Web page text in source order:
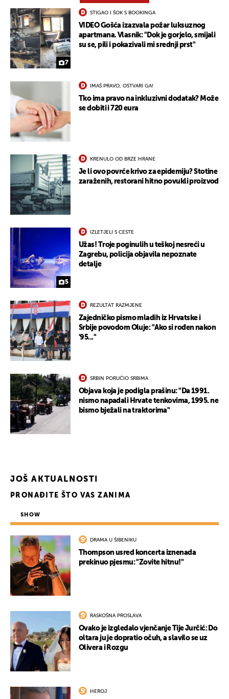
7
STIGAO I ŠOK S BOOKINGA
VIDEO Gošća izazvala požar luksuznog
apartmana. Vlasnik: "Dok je gorjelo, smijali
su se, pili i pokazivali mi srednji prst"
IMAŠ PRAVO, OSTVARI GA!
Tko ima pravo na inkluzivni dodatak? Može
se dobiti i 720 eura
KRENULO OD BRZE HRANE
Je li ovo povrće krivo za epidemiju? Stotine
zaraženih, restorani hitno povukli proizvod
5
IZLETJELI S CESTE
Užas! Troje poginulih u teškoj nesreći u
Zagrebu, policija objavila nepoznate
detalje
REZULTAT RAZMJENE
Zajedničko pismo mladih iz Hrvatske i
Srbije povodom Oluje: "Ako si rođen nakon
'95..."
SRBIN PORUČIO SRBIMA
Objava koja je podigla prašinu: "Da 1991.
nismo napadali Hrvate tenkovima, 1995. ne
bismo bježali na traktorima"
JOŠ AKTUALNOSTI
PRONAĐITE ŠTO VAS ZANIMA
SHOW
DRAMA U ŠIBENIKU
Thompson usred koncerta iznenada
prekinuo pjesmu: "Zovite hitnu!"
RASKOŠNA PROSLAVA
Ovako je izgledalo vjenčanje Tije Jurčić: Do
oltara ju je dopratio očuh, a slavilo se uz
Olivera i Rozgu
HEROJ